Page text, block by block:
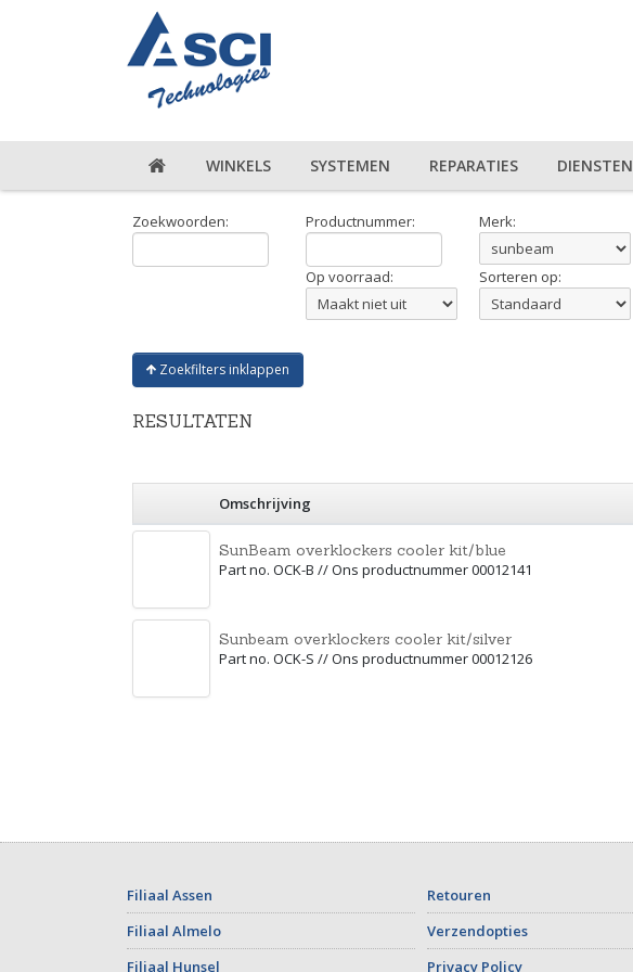
WINKELS SYSTEMEN REPARATIES DIENSTEN
Zoekwoorden: Productnummer: Merk:
Op voorraad: Sorteren op:
Zoekfilters inklappen
RESULTATEN
Omschrijving
SunBeam overklockers cooler kit/blue
Part no. OCK-B // Ons productnummer 00012141
Sunbeam overklockers cooler kit/silver
Part no. OCK-S // Ons productnummer 00012126
Filiaal Assen
Filiaal Almelo
Filiaal Hunsel
Retouren
Verzendopties
Privacy Policy